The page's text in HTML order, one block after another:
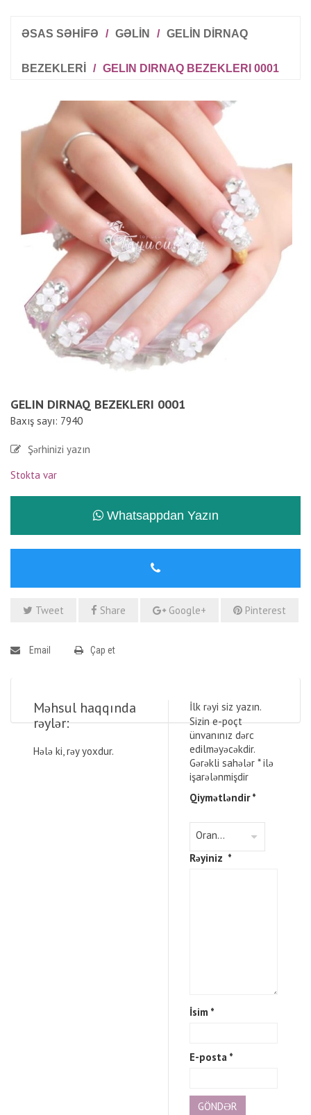
ƏSAS SƏHİFƏ / GƏLIN / GELIN DIRNAQ
BEZEKLERI / GELIN DIRNAQ BEZEKLERI 0001
GELIN DIRNAQ BEZEKLERI 0001
Baxış sayı: 7940
Şərhinizi yazın
Stokta var
Whatsappdan Yazın
Tweet Share Google+ Pinterest
Email Çap et
Məhsul haqqında
rəylər:
Hələ ki, rəy yoxdur.
İlk rəyi siz yazın.
Sizin e-poçt
ünvanınız dərc
edilməyəcəkdir.
Gərəkli sahələr *ilə
işarələnmişdir
Qiymətləndir*
Rəyiniz *
İsim *
E-posta *